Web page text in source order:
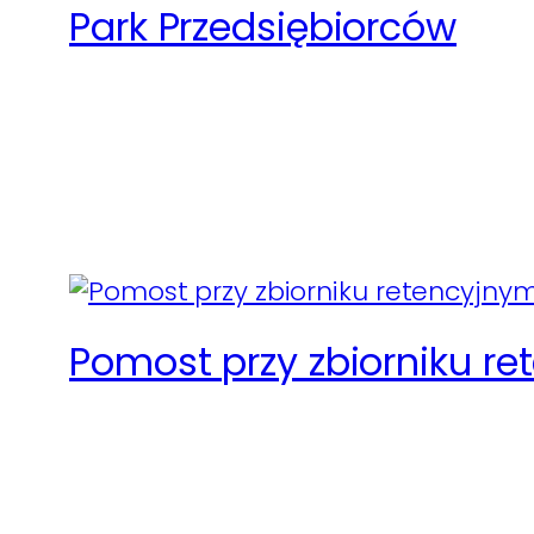
Park Przedsiębiorców
Pomost przy zbiorniku